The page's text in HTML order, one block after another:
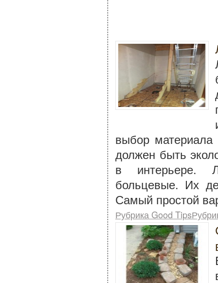
выбор материала
должен быть
в интерьере.
больцевые. Их
Самый простой
Рубрика Good